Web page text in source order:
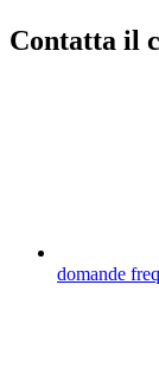
Contatta il
domande